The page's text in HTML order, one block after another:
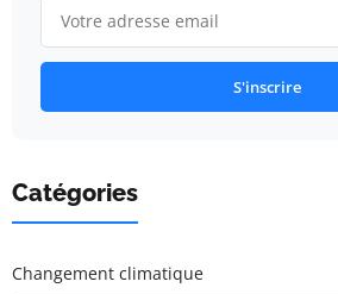
S'inscrire
Catégories
Changement climatique